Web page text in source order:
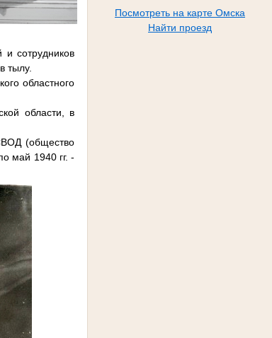
Посмотреть на карте Омска
Найти проезд
сотрудников
тылу.
областного
области, в
(общество
май 1940 гг. -